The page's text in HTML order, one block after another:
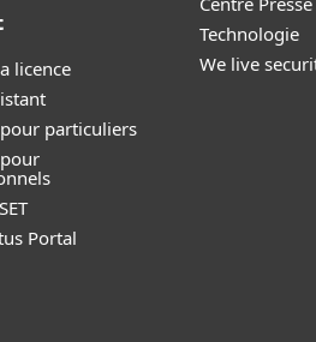
licence
particuliers
Portal
Technologie
We live